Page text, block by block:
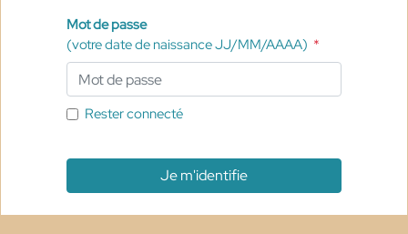
Mot de passe
(votre date de naissance JJ/MM/AAAA) *
Rester connecté